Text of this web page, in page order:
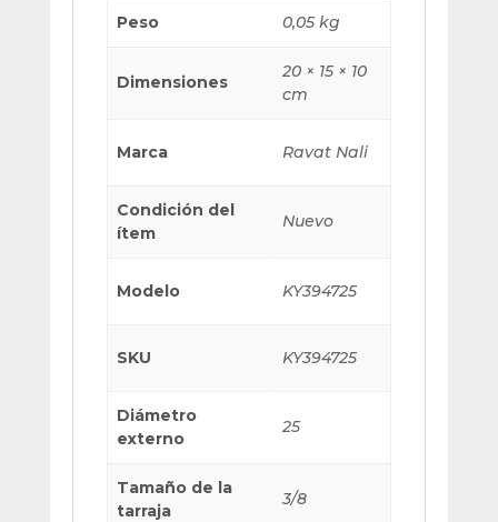
Peso 0,05 kg
Dimensiones
20 × 15 × 10
cm
Marca Ravat Nali
Condición del
ítem
Nuevo
Modelo KY394725
SKU KY394725
Diámetro
externo
25
Tamaño de la
tarraja
3/8